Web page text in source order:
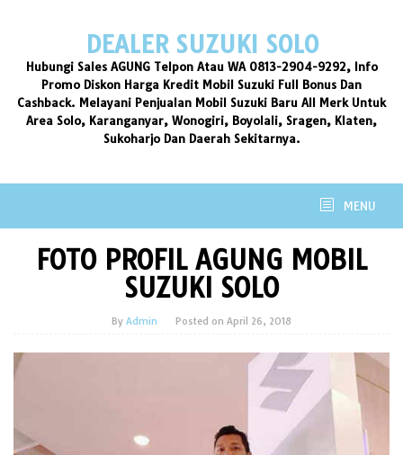
DEALER SUZUKI SOLO
Hubungi Sales AGUNG Telpon Atau WA 0813-2904-9292, Info
Promo Diskon Harga Kredit Mobil Suzuki Full Bonus Dan
Cashback. Melayani Penjualan Mobil Suzuki Baru All Merk Untuk
Area Solo, Karanganyar, Wonogiri, Boyolali, Sragen, Klaten,
Sukoharjo Dan Daerah Sekitarnya.
MENU
FOTO PROFIL AGUNG MOBIL
SUZUKI SOLO
By Admin Posted on April 26, 2018